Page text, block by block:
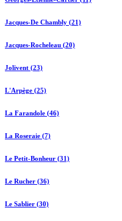
Jacques-De Chambly (21)
Jacques-Rocheleau (20)
Jolivent (23)
L'Arpège (25)
La Farandole (46)
La Roseraie (7)
Le Petit-Bonheur (31)
Le Rucher (36)
Le Sablier (30)